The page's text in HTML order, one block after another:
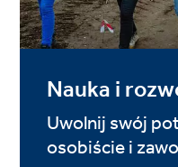
Nauka i
Uwolnij swój
osobiście i